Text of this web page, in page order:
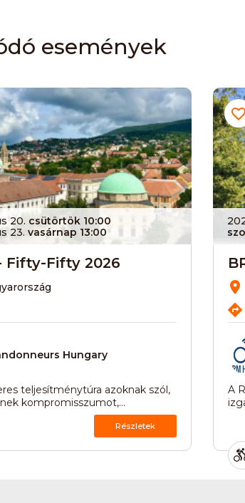
események
20. csütörtök 10:00
23. vasárnap 13:00
Fifty-Fifty 2026
Hungary
teljesítménytúra azoknak szól,
kompromisszumot,...
Részletek
A